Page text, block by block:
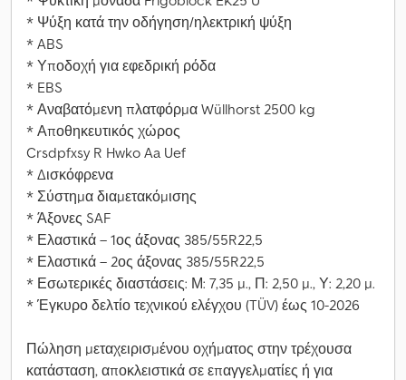
* Ψύξη κατά την οδήγηση/ηλεκτρική ψύξη
* ABS
* Υποδοχή για εφεδρική ρόδα
* EBS
* Αναβατόμενη πλατφόρμα Wüllhorst 2500 kg
* Αποθηκευτικός χώρος
Crsdpfxsy R Hwko Aa Uef
* Δισκόφρενα
* Σύστημα διαμετακόμισης
* Άξονες SAF
* Ελαστικά – 1ος άξονας 385/55R22,5
* Ελαστικά – 2ος άξονας 385/55R22,5
* Εσωτερικές διαστάσεις: Μ: 7,35 μ., Π: 2,50 μ., Υ: 2,20 μ.
* Έγκυρο δελτίο τεχνικού ελέγχου (TÜV) έως 10-2026
Πώληση μεταχειρισμένου οχήματος στην τρέχουσα
κατάσταση, αποκλειστικά σε επαγγελματίες ή για